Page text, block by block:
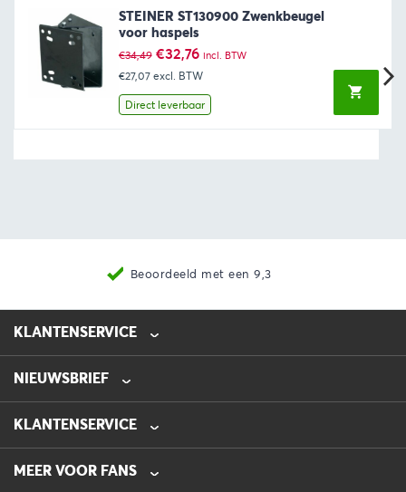
STEINER ST130900 Zwenkbeugel
voor haspels
€34,49 Oorspronkelijke
prijs
was:
€34,49.
€32,76Huidige
prijs
is:
€32,76.
incl. BTW
€27,07 excl. BTW
Direct leverbaar
Beoordeeld met een 9,3
KLANTENSERVICE
0475-218632
info@automotive-line.nl
NIEUWSBRIEF
KLANTENSERVICE
Bestellen
Betalen
MEER VOOR FANS